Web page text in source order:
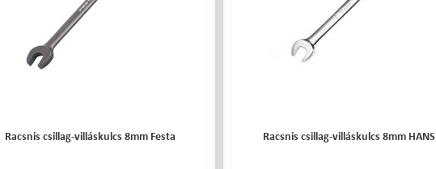
Racsnis csillag-villáskulcs 8mm Festa Racsnis csillag-villáskulcs 8mm HANS